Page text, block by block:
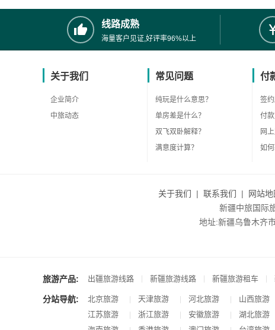
线路成熟
海量客户见证,好评率96%以上
关于我们
企业简介
中旅动态
常见问题
纯玩是什么意思？
单房差是什么？
双飞双卧解释？
满意度计算？
付
签约
付款
网
如何
关于我们 | 联系我们 | 网站地
新疆中旅国际
地址:新疆乌鲁木齐
旅游产品: 出疆旅游线路 | 新疆旅游线路 | 新疆旅游租车 |
分站导航: 北京旅游 | 天津旅游 | 河北旅游 | 山西旅游
江苏旅游 | 浙江旅游 | 安徽旅游 | 湖北旅游